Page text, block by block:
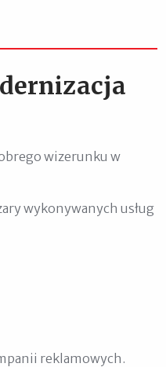
wizerunku w
wykonywanych usług
reklamowych.